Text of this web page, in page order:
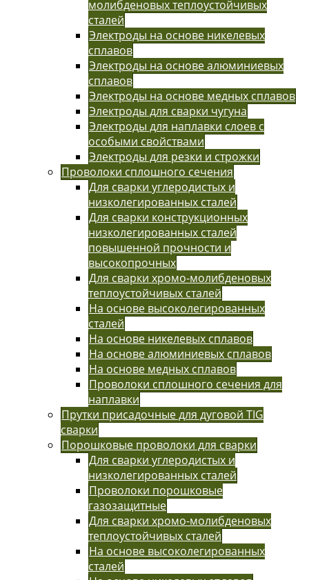
молибденовых теплоустойчивых
сталей
Электроды на основе никелевых
сплавов
Электроды на основе алюминиевых
сплавов
Электроды на основе медных сплавов
Электроды для сварки чугуна
Электроды для наплавки слоев с
особыми свойствами
Электроды для резки и строжки
Проволоки сплошного сечения
Для сварки углеродистых и
низколегированных сталей
Для сварки конструкционных
низколегированных сталей
повышенной прочности и
высокопрочных
Для сварки хромо-молибденовых
теплоустойчивых сталей
На основе высоколегированных
сталей
На основе никелевых сплавов
На основе алюминиевых сплавов
На основе медных сплавов
Проволоки сплошного сечения для
наплавки
Прутки присадочные для дуговой TIG
сварки
Порошковые проволоки для сварки
Для сварки углеродистых и
низколегированных сталей
Проволоки порошковые
газозащитные
Для сварки хромо-молибденовых
теплоустойчивых сталей
На основе высоколегированных
сталей